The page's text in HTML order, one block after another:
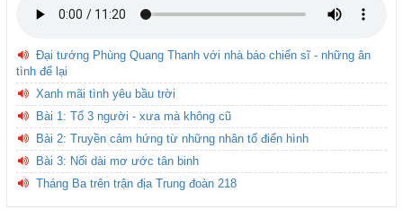
Đại tướng Phùng Quang Thanh với nhà báo chiến sĩ - những ân
tình để lại
Xanh mãi tình yêu bầu trời
Bài 1: Tổ 3 người - xưa mà không cũ
Bài 2: Truyền cảm hứng từ những nhân tố điển hình
Bài 3: Nối dài mơ ước tân binh
Tháng Ba trên trận địa Trung đoàn 218